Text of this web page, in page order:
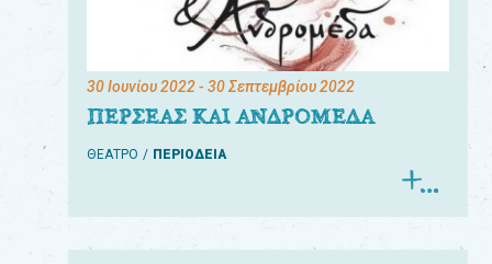
30 Ιουνίου 2022- 30 Σεπτεμβρίου 2022
ΠΕΡΣΕΑΣ ΚΑΙ ΑΝΔΡΟΜΕΔΑ
ΘΕΑΤΡΟ ΠΕΡΙΟΔΕΙΑ